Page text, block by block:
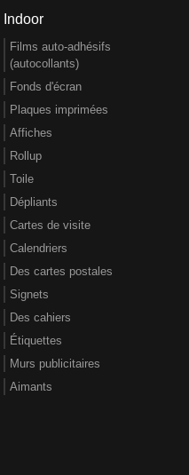
Indoor
Films auto-adhésifs
(autocollants)
Fonds d'écran
Plaques imprimées
Affiches
Rollup
Toile
Dépliants
Cartes de visite
Calendriers
Des cartes postales
Signets
Des cahiers
Étiquettes
Murs publicitaires
Aimants